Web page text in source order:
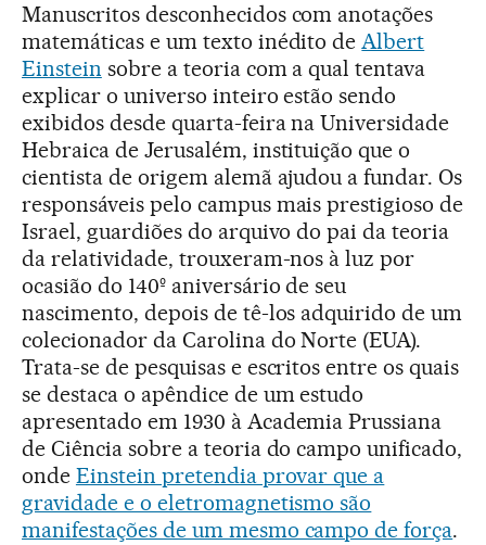
Manuscritos desconhecidos com anotações
matemáticas e um texto inédito deAlbert
Einstein sobre a teoria com a qual tentava
explicar o universo inteiro estão sendo
exibidos desde quarta-feira na Universidade
Hebraica de Jerusalém, instituição que o
cientista de origem alemã ajudou a fundar. Os
responsáveis pelo campus mais prestigioso de
Israel, guardiões do arquivo do pai da teoria
da relatividade, trouxeram-nos à luz por
ocasião do 140º aniversário de seu
nascimento, depois de tê-los adquirido de um
colecionador da Carolina do Norte (EUA).
Trata-se de pesquisas e escritos entre os quais
se destaca o apêndice de um estudo
apresentado em 1930 à Academia Prussiana
de Ciência sobre a teoria do campo unificado,
onde Einstein pretendia provar que a
gravidade e o eletromagnetismo são
manifestações de um mesmo campo de força.